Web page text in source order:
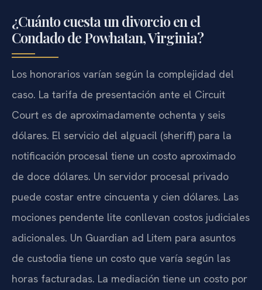
¿Cuánto cuesta un divorcio en el
Condado de Powhatan, Virginia?
Los honorarios varían según la complejidad del
caso. La tarifa de presentación ante el Circuit
Court es de aproximadamente ochenta y seis
dólares. El servicio del alguacil (sheriff) para la
notificación procesal tiene un costo aproximado
de doce dólares. Un servidor procesal privado
puede costar entre cincuenta y cien dólares. Las
mociones pendente lite conllevan costos judiciales
adicionales. Un Guardian ad Litem para asuntos
de custodia tiene un costo que varía según las
horas facturadas. La mediación tiene un costo por